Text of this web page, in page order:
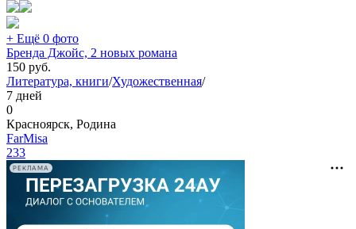
+ Ещё 0 фото
Бренда Джойс, 2 новых романа
150 руб.
Литература, книги/Художественная/
7 дней
0
Красноярск, Родина
FarMisa
233
РЕКЛАМА